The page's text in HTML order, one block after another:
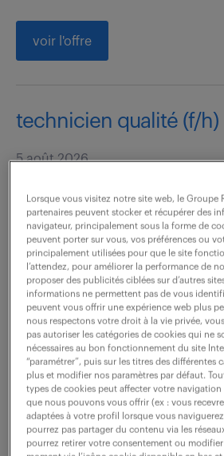
voir l'offre
technicien qualité (f/h)
5 août 2026
28 000 - 32 000 € / an
Objectif de la mission : Intégrer
afin d'assurer le suivi qualité des
en tant que référent qualité (focal
missions seront les suivantes...
voir l'offre
Lorsque vous visitez notre site web, le Groupe
partenaires peuvent stocker et récupérer des
navigateur, principalement sous la forme de
peuvent porter sur vous, vos préférences ou
principalement utilisées pour que le site
l’attendez, pour améliorer la performance de
proposer des publicités ciblées sur d’autres
informations ne permettent pas de vous
peuvent vous offrir une expérience web plus
nous respectons votre droit à la vie privée,
pas autoriser les catégories de cookies qui ne
nécessaires au bon fonctionnement du site
“paramétrer”, puis sur les titres des différentes
plus et modifier nos paramètres par défaut.
types de cookies peut affecter votre navigation
que nous pouvons vous offrir (ex : vous
adaptées à votre profil lorsque vous
pourrez pas partager du contenu via les
pourrez retirer votre consentement ou